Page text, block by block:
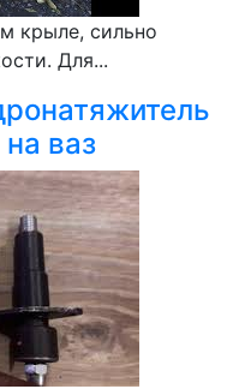
крыле, сильно
Для...
ваз